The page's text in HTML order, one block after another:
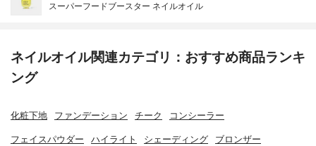
スーパーフードブースター ネイルオイル
ネイルオイル関連カテゴリ：おすすめ商品ランキ
ング
化粧下地 ファンデーション チーク コンシーラー
フェイスパウダー ハイライト シェーディング ブロンザー